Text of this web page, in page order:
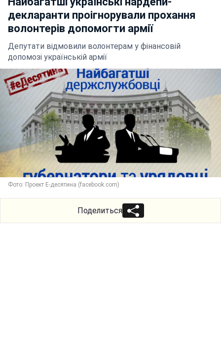
декларанти проігнорували прохання
волонтерів допомогти армії
Депутати відмовили волонтерам у фінансовій
допомозі українській армії
Фото: Проект Е-десятина (facebook.com)
Поделиться